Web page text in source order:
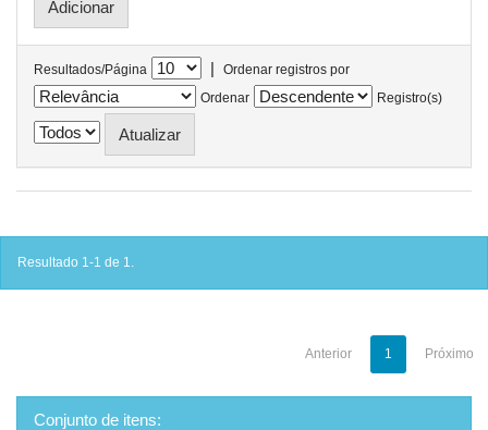
Resultados/Página |
Ordenar registros por
Ordenar
Registro(s)
Resultado 1-1 de 1.
Anterior 1 Próximo
Conjunto de itens: